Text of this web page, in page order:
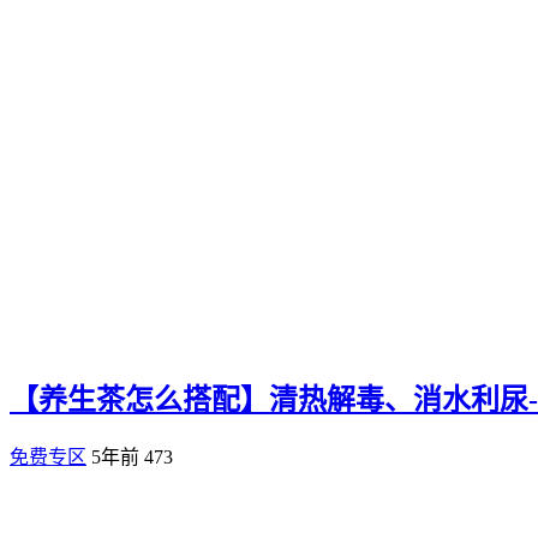
【养生茶怎么搭配】清热解毒、消水利
免费专区 5年前 473